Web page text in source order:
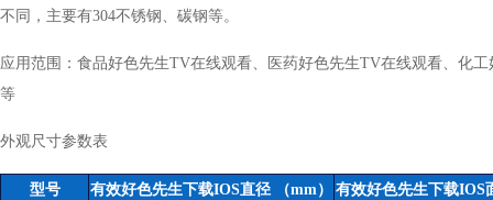
不同，主要有304不锈钢、碳钢等。
应用范围：食品好色先生TV在线观看、医药好色先生TV在线观看、化
等
外观尺寸参数表
型号 有效好色先生下载IOS直径 （mm）
有效好色先生下载IOS